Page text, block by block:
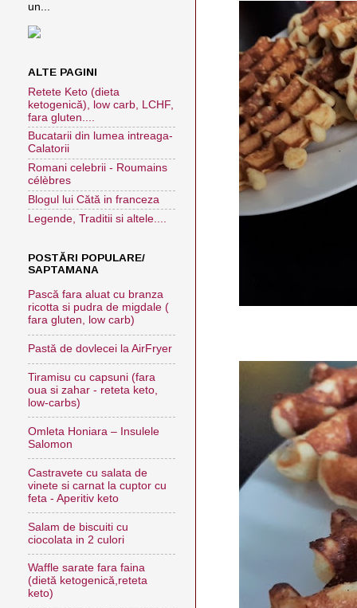
un...
ALTE PAGINI
Retete Keto (dieta
ketogenică), low carb, LCHF,
fara gluten....
Bucatarii din lumea intreaga-
Calatorii
Romani celebrii - Roumains
célèbres
Blogul lui Cătă in franceza
Legende, Traditii si altele....
POSTĂRI POPULARE/
SAPTAMANA
Pască fara aluat cu branza
ricotta si pudra de migdale (
fara gluten, low carb)
Pastă de dovlecei la AirFryer
Tiramisu cu capsuni (fara
oua si zahar - reteta keto,
low-carbs)
Omleta Honiara – Insulele
Salomon
Castravete cu salata de
vinete si carnat la cuptor cu
feta - Aperitiv keto
Salam de biscuiti cu
ciocolata in 2 culori
Waffle sarate fara faina
(dietă ketogenică,reteta
keto)